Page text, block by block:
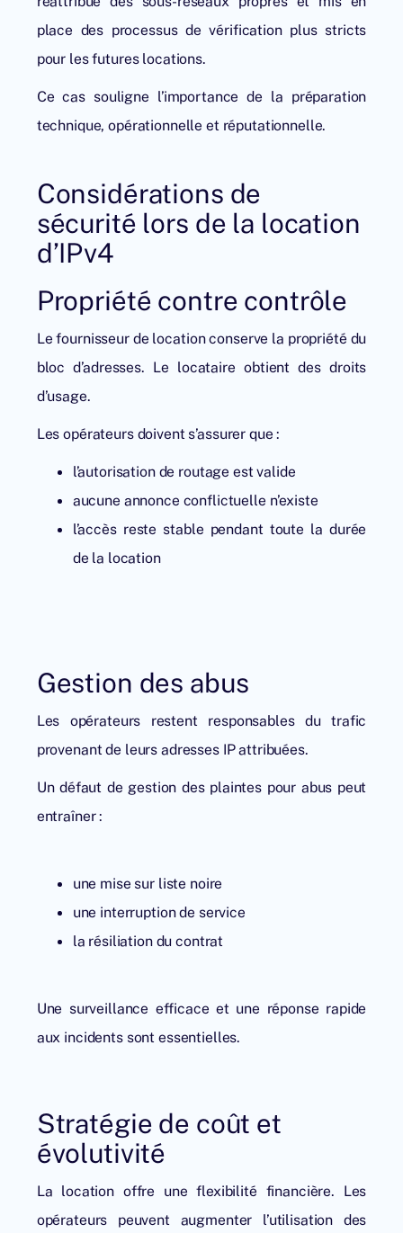
place des processus de vérification plus stricts
pour les futures locations.
Ce cas souligne l’importance de la préparation
technique, opérationnelle et réputationnelle.
Considérations de
sécurité lors de la location
d’IPv4
Propriété contre contrôle
Le fournisseur de location conserve la propriété du
bloc d’adresses. Le locataire obtient des droits
d’usage.
Les opérateurs doivent s’assurer que :
l’autorisation de routage est valide
aucune annonce conflictuelle n’existe
l’accès reste stable pendant toute la durée
de la location
Gestion des abus
Les opérateurs restent responsables du trafic
provenant de leurs adresses IP attribuées.
Un défaut de gestion des plaintes pour abus peut
entraîner :
une mise sur liste noire
une interruption de service
la résiliation du contrat
Une surveillance efficace et une réponse rapide
aux incidents sont essentielles.
Stratégie de coût et
évolutivité
La location offre une flexibilité financière. Les
opérateurs peuvent augmenter l’utilisation des